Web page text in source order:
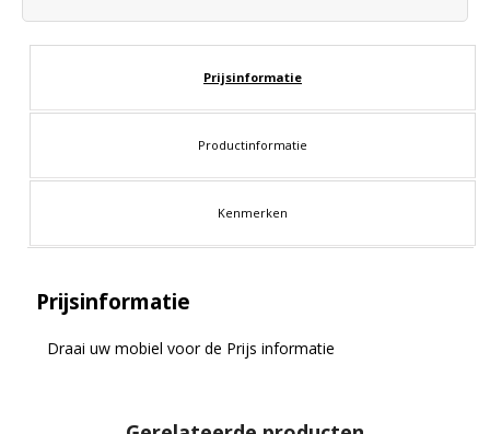
Prijsinformatie
Productinformatie
Kenmerken
Prijsinformatie
Draai uw mobiel voor de Prijs informatie